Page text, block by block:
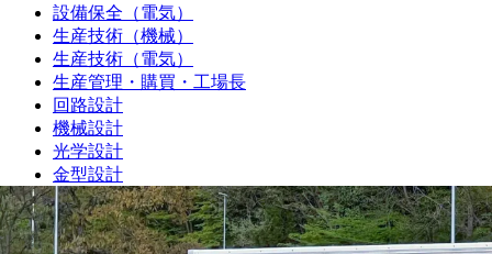
設備保全（電気）
生産技術（機械）
生産技術（電気）
生産管理・購買・工場長
回路設計
機械設計
光学設計
金型設計
CAE解析
ソフトウェア開発・組み込み
研究・開発・企画